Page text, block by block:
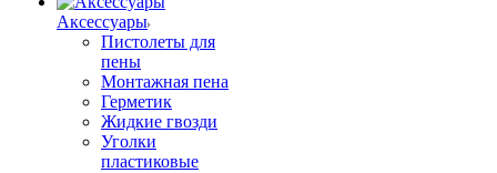
Аксессуары
Пистолеты для
пены
Монтажная пена
Герметик
Жидкие гвозди
Уголки
пластиковые